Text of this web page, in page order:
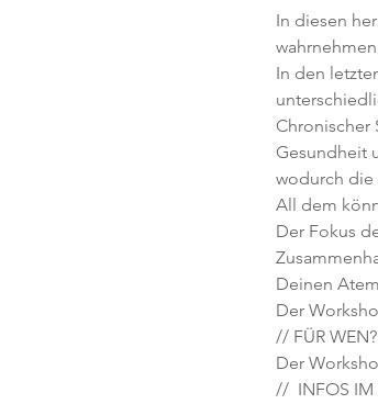
In diesen
In den
Chronischer
Gesundheit
wodurch die
All dem
Der Fokus
Deinen
Der
// FÜR
Der
//  INFOS IM